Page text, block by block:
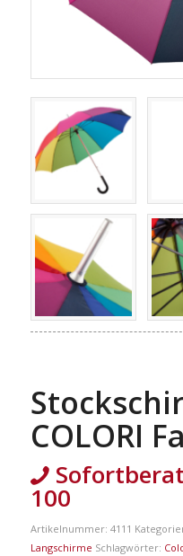
COLORI
100
Artikelnummer: 4111
Langschirme Schlagwörter: